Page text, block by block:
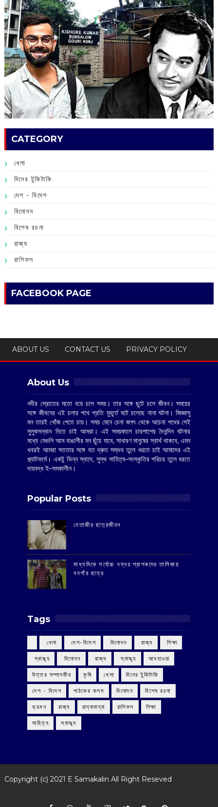
CATEGORY
খেলা
দিনের টুকিটাকি
দেশ - বিদেশ
বিনোদন
বিশেষ রচনা
রাজ্য
রাশিফল
FACEBOOK PAGE
ABOUT US CONTACT US PRIVACY POLICY
About Us
নদীর স্রোতের মতো বয়ে চলে সময়। তার সঙ্গে ছুটে চলে জীবন। সময়ের
সঙ্গে জীবনের এই চলার পথে প্রতি মুহূর্তে ঘটে চলেছে নানা ঘটনা। জিজ্ঞাসু
মন তারই খোঁজ পেতে চায়। সময় মেনে চেনা জগৎ থেকে অচেনা পথের সেই
সুলুকসন্ধান দিতে চাই আমরা। এই সময়কালে চারপাশের দৈনন্দিন ঘটনার
মধ্যে যেগুলি আম বাঙালীর মন ছুঁয়ে যাবে, সাধারণ মানুষের স্বার্থ থাকবে, এমন
খবরই আমরা সততার সঙ্গে যত দ্রুত সম্ভব তুলে ধরতে চাই আমাদের এই
প্ল্যাটফর্মে। একটু ভিন্ন স্বাদে, সুস্থ সাহিত্য–সংস্কৃতির পরিচয় তুলে ধরতে
দায়বদ্ধ ই–সমকালীন।
Popular Posts
‌নেতাজীর ছাত্রজীবন
মাধ্যমিকে সর্বোচ্চ নম্বর প্রাপকদের তালিকায়
বনগাঁর ছাত্র
Tags
‌ খেলা ‌ দেশ-বিদেশ ‌ বিনোদন ‌ রাজ্য ‌ শিক্ষা
‌ স্বাস্থ্য ‌ বিনোদন ‌ রাজ্য ‌ স্বাস্থ্য আবহাওয়া
উত্তর সম্পাদকীয় কৃষি খেলা দিনের টুকিটাকি
দেশ - বিদেশ পাঠকের কলম বিনোদন বিশেষ রচনা
ভ্রমন রাজ্য রান্নাবান্না রাশিফল শিক্ষা
সাহিত্য স্বাস্থ্য
Copyright (c) 2021 E Samakalin All Right Reseved